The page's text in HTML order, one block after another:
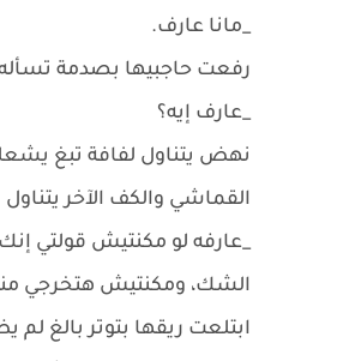
_مانا عارف.
رفعت حاجبيها بصدمة
_عارف إيه؟
نهض يتناول لفافة تبغ
القماشي والكف الآخر
_عارفه لو مكنتيش قولتي
الشك، ومكنتيش هتخرجي
ابتلعت ريقها بتوتر بالغ لم